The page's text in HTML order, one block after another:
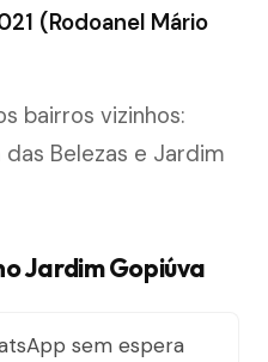
(Rodoanel Mário
bairros vizinhos:
Belezas e Jardim
Jardim Gopiúva
sem espera